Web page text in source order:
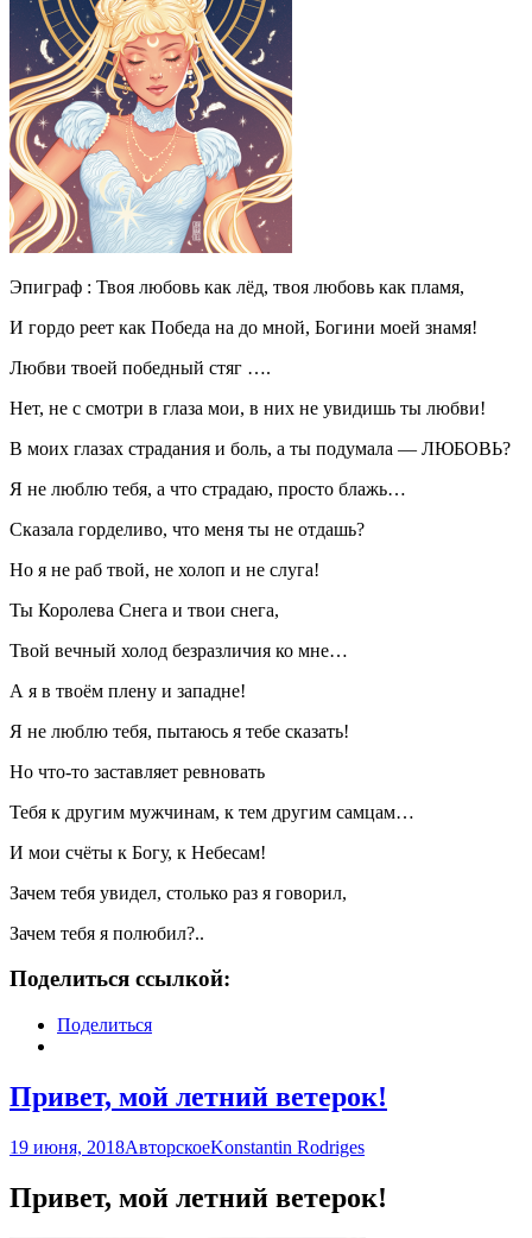
Эпиграф : Твоя любовь как лёд, твоя любовь как пламя,
И гордо реет как Победа на до мной, Богини моей знамя!
Любви твоей победный стяг ….
Нет, не с смотри в глаза мои, в них не увидишь ты любви!
В моих глазах страдания и боль, а ты подумала — ЛЮБОВЬ?
Я не люблю тебя, а что страдаю, просто блажь…
Сказала горделиво, что меня ты не отдашь?
Но я не раб твой, не холоп и не слуга!
Ты Королева Снега и твои снега,
Твой вечный холод безразличия ко мне…
А я в твоём плену и западне!
Я не люблю тебя, пытаюсь я тебе сказать!
Но что-то заставляет ревновать
Тебя к другим мужчинам, к тем другим самцам…
И мои счёты к Богу, к Небесам!
Зачем тебя увидел, столько раз я говорил,
Зачем тебя я полюбил?..
Поделиться ссылкой:
Поделиться
Привет, мой летний ветерок!
19 июня, 2018АвторскоеKonstantin Rodriges
Привет, мой летний ветерок!